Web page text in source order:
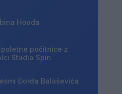
Hooda
počitnice z
Studia Spin
Đorđa Balaševića